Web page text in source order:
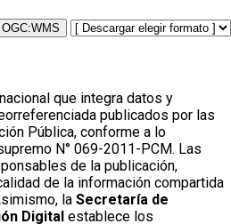
que integra datos y
publicados por las
Pública, conforme a lo
N° 069-2011-PCM. Las
de la publicación,
de la información compartida
la Secretaría de
Digital establece los